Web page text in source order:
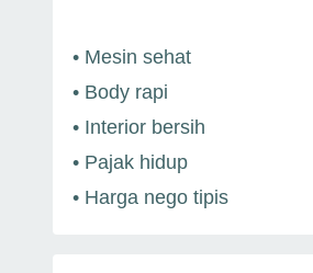
• Mesin sehat
• Body rapi
• Interior bersih
• Pajak hidup
• Harga nego tipis